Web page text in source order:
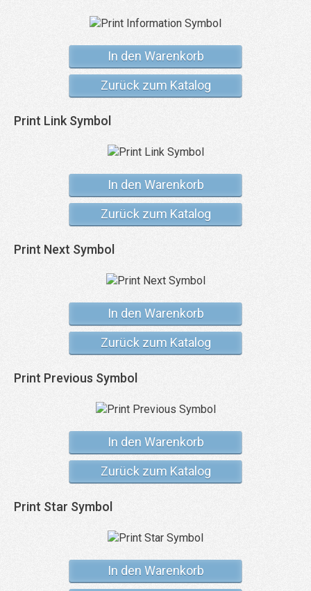
In den Warenkorb
Zurück zum Katalog
Print Link Symbol
In den Warenkorb
Zurück zum Katalog
Print Next Symbol
In den Warenkorb
Zurück zum Katalog
Print Previous Symbol
In den Warenkorb
Zurück zum Katalog
Print Star Symbol
In den Warenkorb